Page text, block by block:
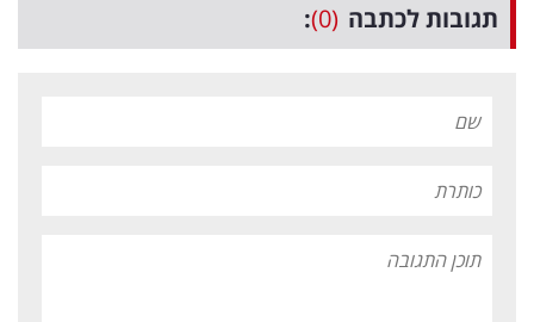
תגובות לכתבה (0)
: